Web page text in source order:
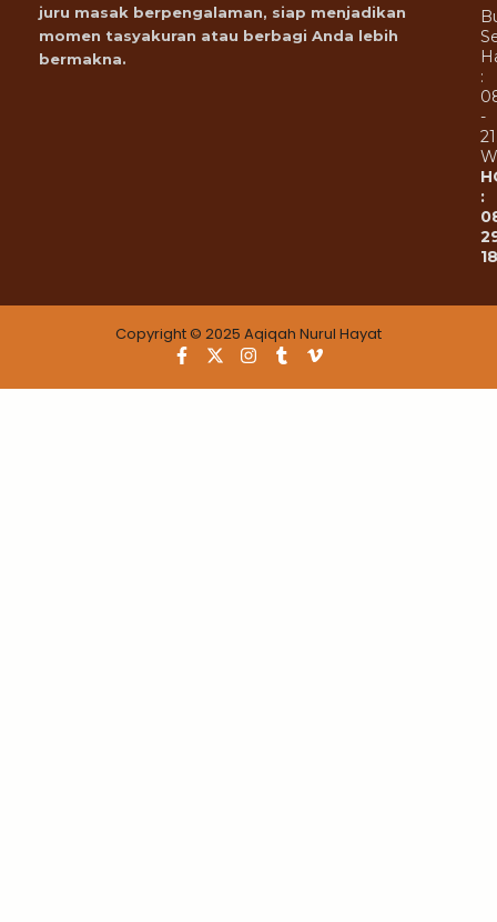
juru masak berpengalaman, siap menjadikan
momen tasyakuran atau berbagi Anda lebih
bermakna.
:
-
:
Copyright © 2025 Aqiqah Nurul Hayat
F
a
c
X
-
t
I
n
s
T
u
m
V
m